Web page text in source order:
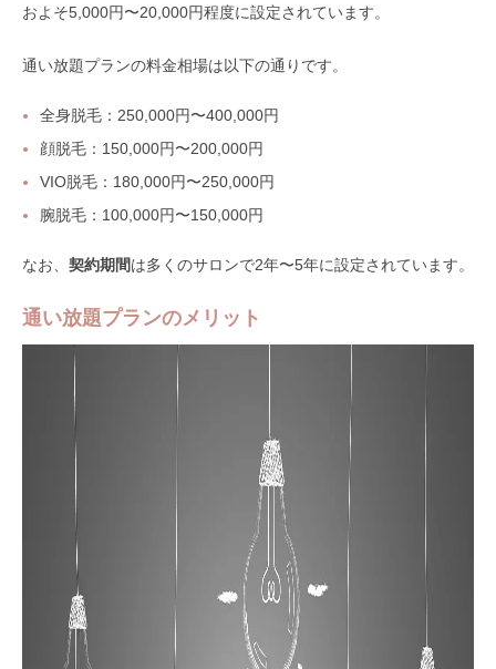
およそ5,000円〜20,000円程度に設定されています。
通い放題プランの料金相場は以下の通りです。
全身脱毛：250,000円〜400,000円
顔脱毛：150,000円〜200,000円
VIO脱毛：180,000円〜250,000円
腕脱毛：100,000円〜150,000円
なお、 契約期間は多くのサロンで2年〜5年に設定されています。
通い放題プランのメリット